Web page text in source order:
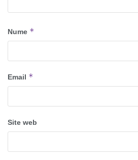
Nume *
Email *
Site web